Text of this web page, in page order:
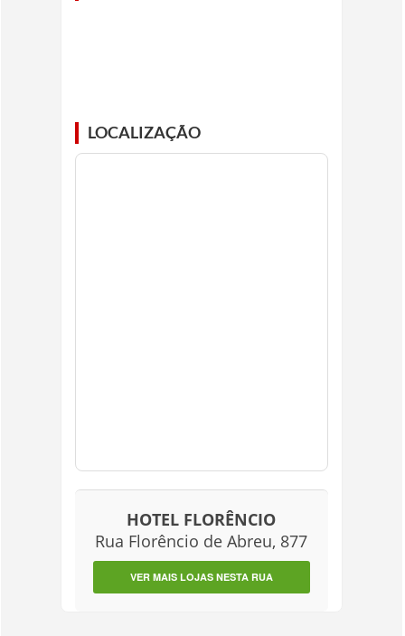
LOCALIZAÇÃO
HOTEL FLORÊNCIO
Rua Florêncio de Abreu, 877
VER MAIS LOJAS NESTA RUA